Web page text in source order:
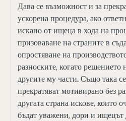
Дава се възможност и за
ускорена процедура, ако
искано от ищеца в хода на
призоваване на страните в
опростяване на
разноските, когато решението
другите му части. Също така
прекратяват мотивирано без
другата страна искове, които
бъдат уважени, дори и ищецът